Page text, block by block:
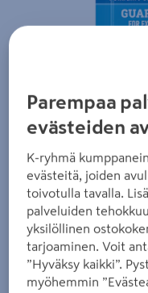
Parempaa
evästeiden
K-ryhmä
evästeitä, joiden
toivotulla tavalla.
palveluiden
yksilöllinen
tarjoaminen. Voit
”Hyväksy kaikki”.
myöhemmin